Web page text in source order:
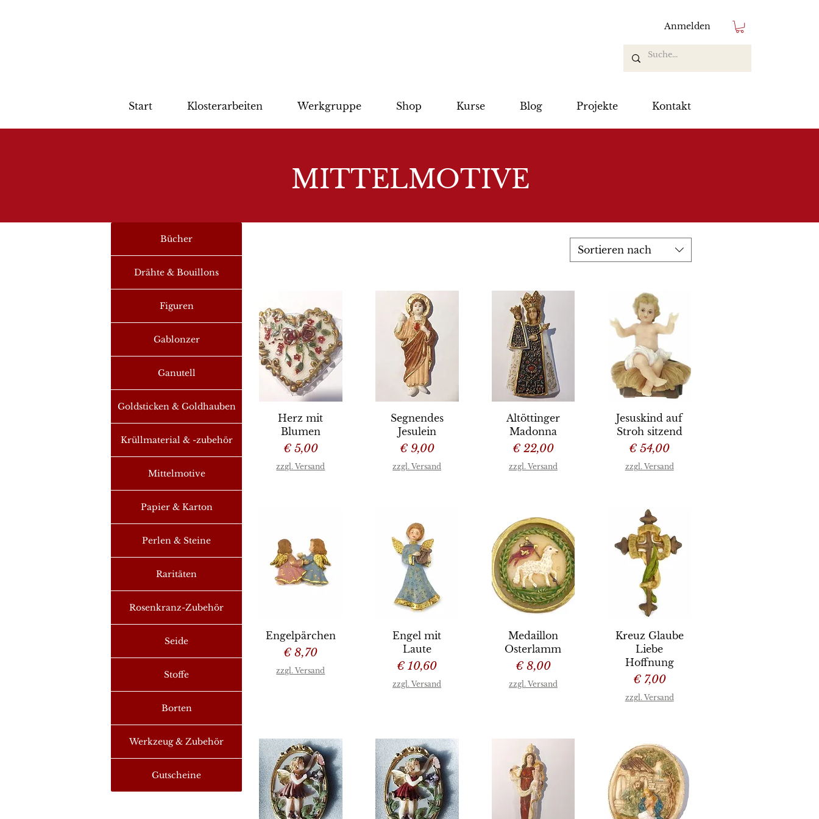
Anmelden
Start Klosterarbeiten Werkgruppe Shop Kurse Blog Projekte Kontakt
MITTELMOTIVE
Bücher
Drähte & Bouillons
Figuren
Gablonzer
Ganutell
Goldsticken & Goldhauben
Krüllmaterial & -zubehör
Mittelmotive
Papier & Karton
Perlen & Steine
Raritäten
Rosenkranz-Zubehör
Seide
Stoffe
Borten
Werkzeug & Zubehör
Gutscheine
Sortieren nach
Schnellansicht
Herz mit
Blumen
Preis
€ 5,00
zzgl. Versand
Schnellansicht
Segnendes
Jesulein
Preis
€ 9,00
zzgl. Versand
Schnellansicht
Altöttinger
Madonna
Preis
€ 22,00
zzgl. Versand
Schnellansicht
Jesuskind auf
Stroh sitzend
Preis
€ 54,00
zzgl. Versand
Schnellansicht
Engelpärchen
Preis
€ 8,70
zzgl. Versand
Schnellansicht
Engel mit
Laute
Preis
€ 10,60
zzgl. Versand
Schnellansicht
Medaillon
Osterlamm
Preis
€ 8,00
zzgl. Versand
Schnellansicht
Kreuz Glaube
Liebe
Hoffnung
Preis
€ 7,00
zzgl. Versand